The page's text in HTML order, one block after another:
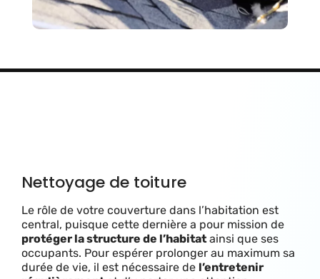
Nettoyage de toiture
Le rôle de votre couverture dans l’habitation est
central, puisque cette dernière a pour mission de
protéger la structure de l’habitat ainsi que ses
occupants. Pour espérer prolonger au maximum sa
durée de vie, il est nécessaire de l’entretenir